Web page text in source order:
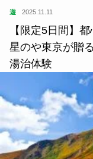
遊 2025.11.11
【限定5日間】
星のや東京が贈
湯治体験